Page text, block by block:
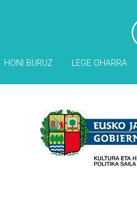
HONI BURUZ LEGE OHARRA